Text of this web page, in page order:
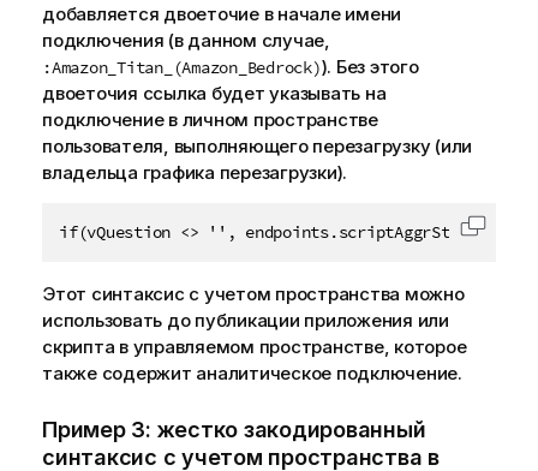
добавляется двоеточие в начале имени
подключения (в данном случае,
:Amazon_Titan_(Amazon_Bedrock)). Без этого
двоеточия ссылка будет указывать на
подключение в личном пространстве
пользователя, выполняющего перезагрузку (или
владельца графика перезагрузки).
if(vQuestion <> '',
Этот синтаксис с учетом пространства можно
использовать до публикации приложения или
скрипта в управляемом пространстве, которое
также содержит аналитическое подключение.
Пример 3: жестко закодированный
синтаксис с учетом пространства в